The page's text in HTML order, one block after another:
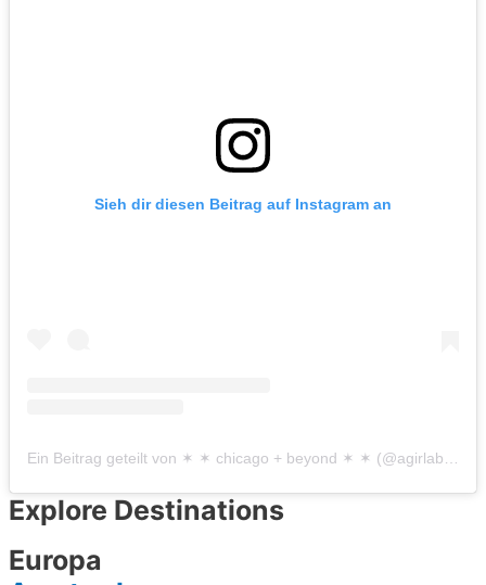
Sieh dir diesen Beitrag auf Instagram an
Explore Destinations
Europa